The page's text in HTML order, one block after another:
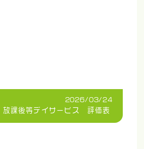
2026/03/24
課後等デイサービス 評価表